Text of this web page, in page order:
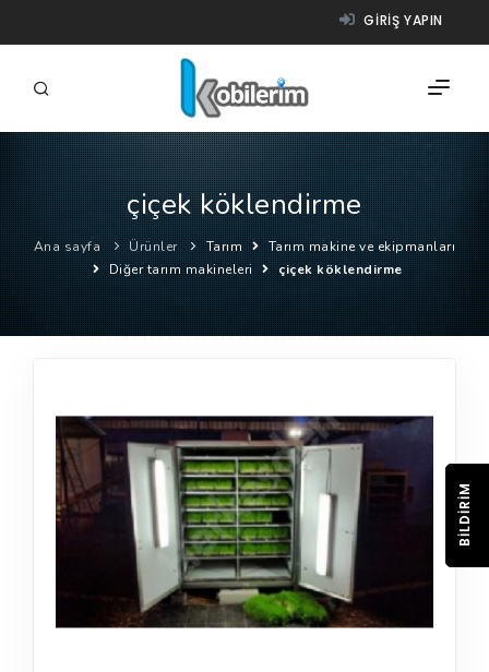
GIRIŞ YAPIN
FIRMALAR
ÜRÜNLER
NASIL ÇALIŞIR?
çiçek köklendirme
Ana sayfa Ürünler Tarım
Tarım makine ve ekipmanları
Diğer tarım makineleri
çiçek köklendirme
BILDIRIM